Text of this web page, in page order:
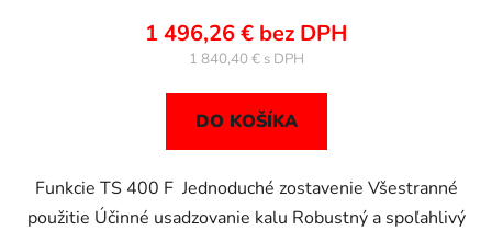
1 496,26 € bez DPH
1 840,40 €
DO KOŠÍKA
Funkcie TS 400 F Jednoduché zostavenie Všestranné
použitie Účinné usadzovanie kalu Robustný a spoľahlivý